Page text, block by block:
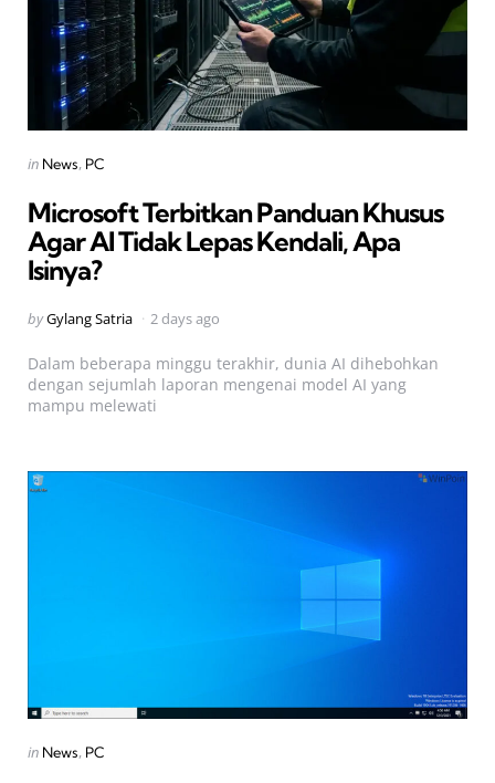
Categories
Posted
in News PC
Microsoft Terbitkan Panduan Khusus
Agar AI Tidak Lepas Kendali, Apa
Isinya?
Posted
byGylang Satria 2 days ago
Dalam beberapa minggu terakhir, dunia AI dihebohkan
dengan sejumlah laporan mengenai model AI yang
mampu melewati
Categories
Posted
in News PC